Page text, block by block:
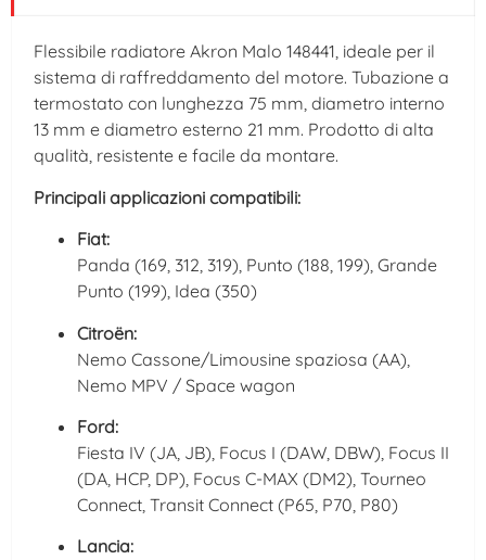
Flessibile radiatore Akron Malo 148441, ideale per il
sistema di raffreddamento del motore. Tubazione a
termostato con lunghezza 75 mm, diametro interno
13 mm e diametro esterno 21 mm. Prodotto di alta
qualità, resistente e facile da montare.
Principali applicazioni compatibili:
Fiat:
Panda (169, 312, 319), Punto (188, 199), Grande
Punto (199), Idea (350)
Citroën:
Nemo Cassone/Limousine spaziosa (AA),
Nemo MPV / Space wagon
Ford:
Fiesta IV (JA, JB), Focus I (DAW, DBW), Focus II
(DA, HCP, DP), Focus C-MAX (DM2), Tourneo
Connect, Transit Connect (P65, P70, P80)
Lancia: